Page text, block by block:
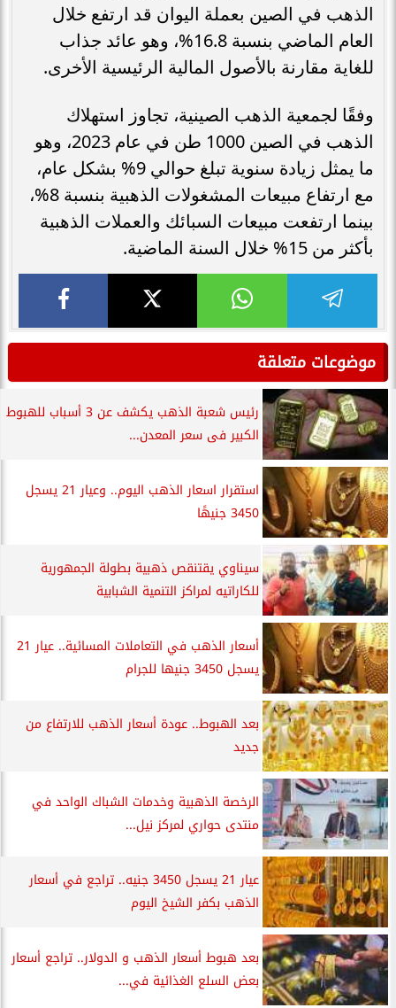
الذهب في الصين بعملة اليوان قد ارتفع خلال
العام الماضي بنسبة 16.8%، وهو عائد جذاب
للغاية مقارنة بالأصول المالية الرئيسية الأخرى.
وفقًا لجمعية الذهب الصينية، تجاوز استهلاك
الذهب في الصين 1000 طن في عام 2023، وهو
ما يمثل زيادة سنوية تبلغ حوالي 9% بشكل عام،
مع ارتفاع مبيعات المشغولات الذهبية بنسبة 8%،
بينما ارتفعت مبيعات السبائك والعملات الذهبية
بأكثر من 15% خلال السنة الماضية.
موضوعات متعلقة
رئيس شعبة الذهب يكشف عن 3 أسباب للهبوط
الكبير فى سعر المعدن...
استقرار اسعار الذهب اليوم.. وعيار 21 يسجل
3450 جنيهًا
سيناوي يقتنقص ذهبية بطولة الجمهورية
للكاراتيه لمراكز التنمية الشبابية
أسعار الذهب في التعاملات المسائية.. عيار 21
يسجل 3450 جنيها للجرام
بعد الهبوط.. عودة أسعار الذهب للارتفاع من
جديد
الرخصة الذهبية وخدمات الشباك الواحد في
منتدى حواري لمركز نيل...
عيار 21 يسجل 3450 جنيه.. تراجع في أسعار
الذهب بكفر الشيخ اليوم
بعد هبوط أسعار الذهب و الدولار.. تراجع أسعار
بعض السلع الغذائية في...